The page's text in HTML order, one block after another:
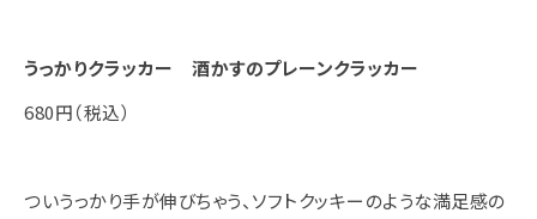
うっかりクラッカー 酒かすのプレーンクラッカー
680円（税込）
ついうっかり手が伸びちゃう、ソフトクッキーのような満足感の